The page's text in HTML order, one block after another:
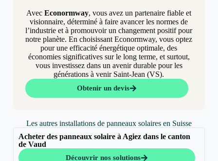
AvecEconormway, vous avez un partenaire fiable et
visionnaire, déterminé à faire avancer les normes de
l’industrie et à promouvoir un changement positif pour
notre planète. En choisissant Econormway, vous optez
pour une efficacité énergétique optimale, des
économies significatives sur le long terme, et surtout,
vous investissez dans un avenir durable pour les
générations à venir Saint-Jean (VS).
Obtenir un devis
Les autres installations de panneaux solaires en Suisse
Acheter des panneaux solaire à Agiez dans le canton
de Vaud
Découvrir nos solutions